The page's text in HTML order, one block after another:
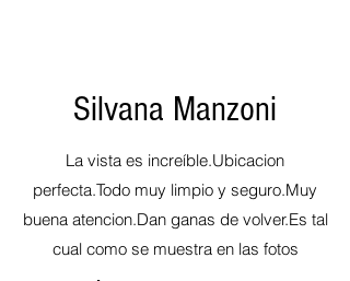
Silvana Manzoni
La vista es increíble.Ubicacion
perfecta.Todo muy limpio y seguro.Muy
buena atencion.Dan ganas de volver.Es tal
cual como se muestra en las fotos